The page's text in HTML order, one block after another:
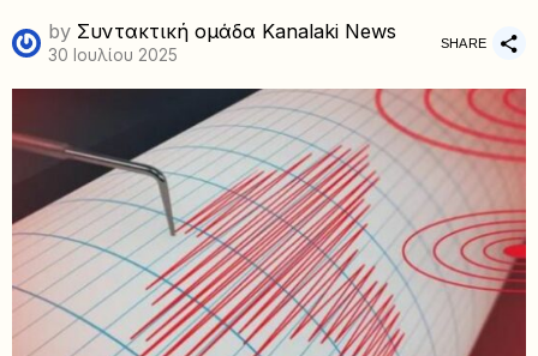
by Συντακτική ομάδα Kanalaki News
30 Ιουλίου 2025
SHARE